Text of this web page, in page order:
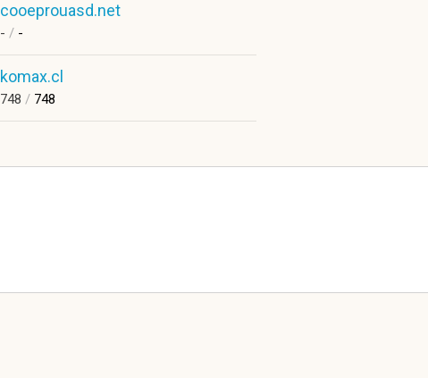
cooeprouasd.net
- / -
komax.cl
748 / 748